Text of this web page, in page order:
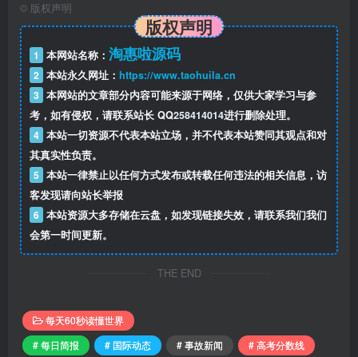
© 版权声明
版权声明
1 本网站名称： 淘惠啦源码
2 本站永久网址： https://www.taohuila.cn
3 本网站的文章部分内容可能来源于网络，仅供大家学习与参
考，如有侵权，请联系站长 QQ258414014进行删除处理。
4 本站一切资源不代表本站立场，并不代表本站赞同其观点和对
其真实性负责。
5 本站一律禁止以任何方式发布或转载任何违法的相关信息，访
客发现请向站长举报
6 本站资源大多存储在云盘，如发现链接失效，请联系我们我们
会第一时间更新。
THE END
每天60秒读懂世界
# 每日简报
# 国际动态 # 事故新闻 # 高考分数线